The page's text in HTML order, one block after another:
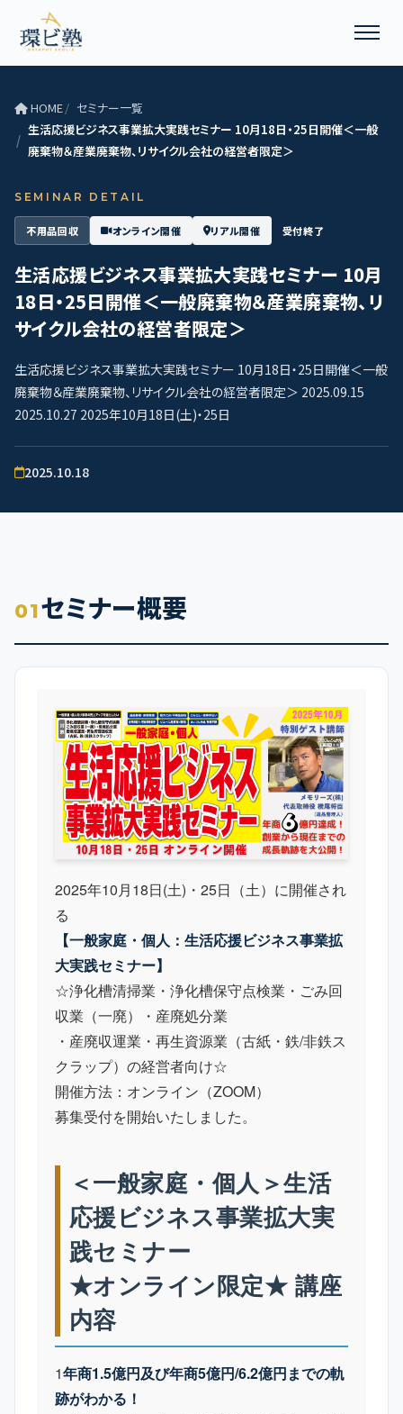
HOME
セミナー一覧
生活応援ビジネス事業拡大実践セミナー 10月18日・25日開催＜一般
廃棄物＆産業廃棄物、リサイクル会社の経営者限定＞
SEMINAR DETAIL
不用品回収 オンライン開催 リアル開催 受付終了
生活応援ビジネス事業拡大実践セミナー 10月
18日・25日開催＜一般廃棄物＆産業廃棄物、リ
サイクル会社の経営者限定＞
生活応援ビジネス事業拡大実践セミナー 10月18日・25日開催＜一般
廃棄物＆産業廃棄物、リサイクル会社の経営者限定＞ 2025.09.15
2025.10.27 2025年10月18日(土)・25日
2025.10.18
01セミナー概要
2025年10月18日(土)・25日（土）に開催され
る
【一般家庭・個人：生活応援ビジネス事業拡
大実践セミナー】
☆浄化槽清掃業・浄化槽保守点検業・ごみ回
収業（一廃）・産廃処分業
・産廃収運業・再生資源業（古紙・鉄/非鉄ス
クラップ）の経営者向け☆
開催方法：オンライン（ZOOM）
募集受付を開始いたしました。
＜一般家庭・個人＞生活
応援ビジネス事業拡大実
践セミナー
★オンライン限定★ 講座
内容
1年商1.5億円及び年商5億円/6.2億円までの軌
跡がわかる！